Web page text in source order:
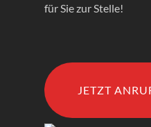
für Sie zur Stelle!
JETZT